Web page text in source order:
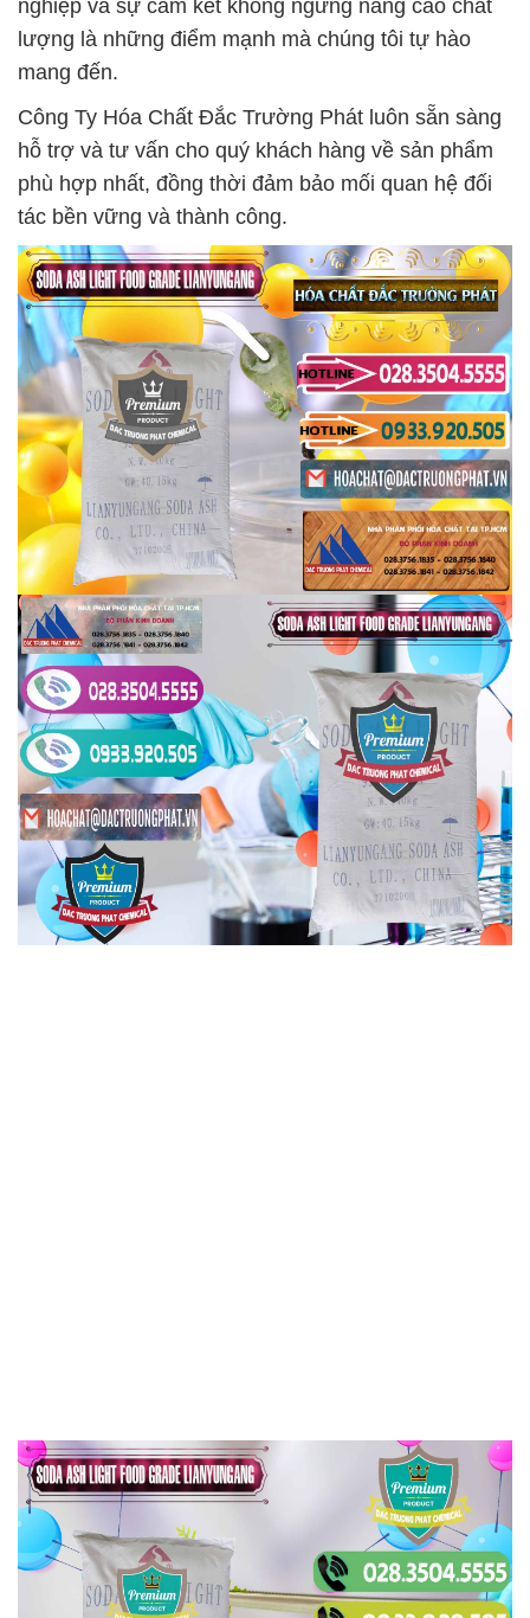
nghiệp và sự cam kết không ngừng nâng cao chất
lượng là những điểm mạnh mà chúng tôi tự hào
mang đến.
Công Ty Hóa Chất Đắc Trường Phát luôn sẵn sàng
hỗ trợ và tư vấn cho quý khách hàng về sản phẩm
phù hợp nhất, đồng thời đảm bảo mối quan hệ đối
tác bền vững và thành công.